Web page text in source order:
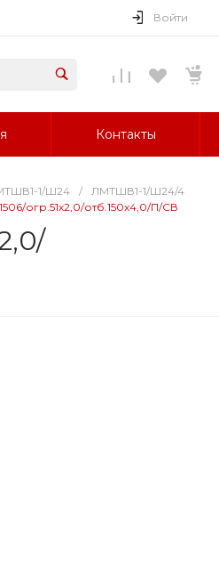
Войти
Контакты
1/Ш24 /
ЛМТШВ1-1/Ш24/4
огр.51х2,0/отб.150х4,0/П/СВ